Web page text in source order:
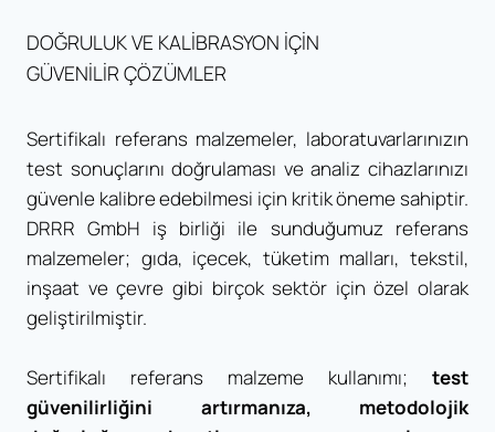
DOĞRULUK VE KALİBRASYON İÇİN
GÜVENİLİR ÇÖZÜMLER
Sertifikalı referans malzemeler, laboratuvarlarınızın
test sonuçlarını doğrulaması ve analiz cihazlarınızı
güvenle kalibre edebilmesi için kritik öneme sahiptir.
DRRR GmbH iş birliği ile sunduğumuz referans
malzemeler; gıda, içecek, tüketim malları, tekstil,
inşaat ve çevre gibi birçok sektör için özel olarak
geliştirilmiştir.
Sertifikalı referans malzeme kullanımı; test
güvenilirliğini artırmanıza, metodolojik